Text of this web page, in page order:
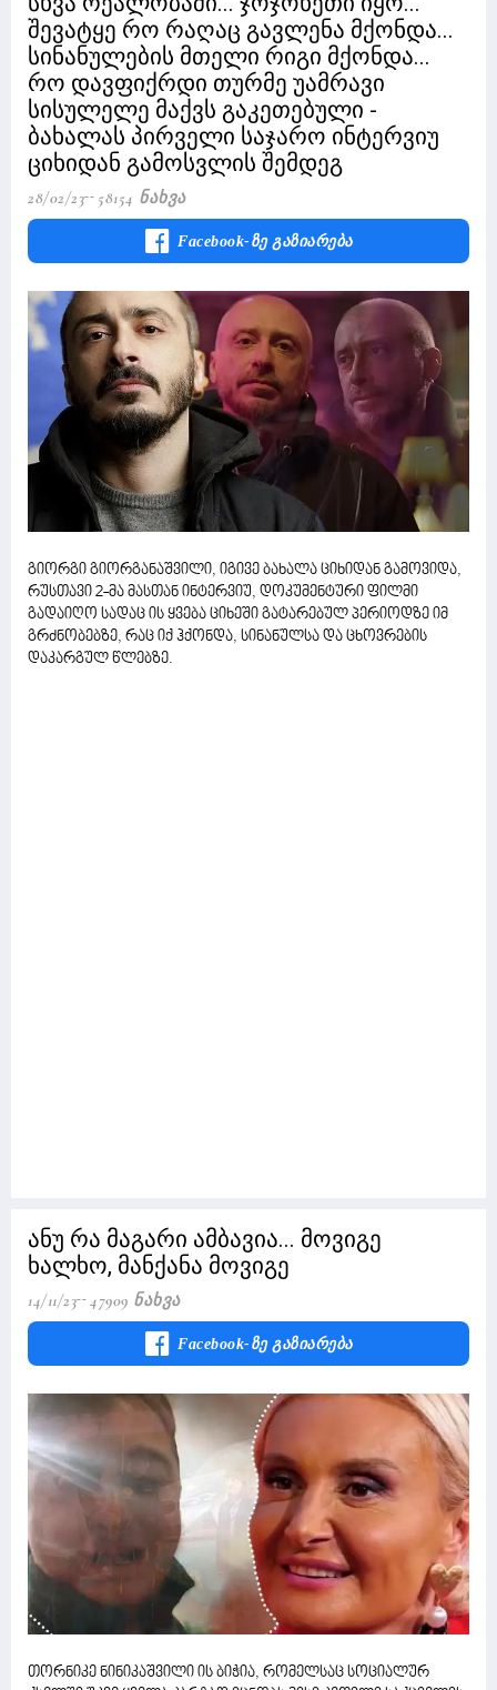
შევატყე რო რაღაც გავლენა მქონდა...
სინანულების მთელი რიგი მქონდა...
რო დავფიქრდი თურმე უამრავი
სისულელე მაქვს გაკეთებული -
ბახალას პირველი საჯარო ინტერვიუ
ციხიდან გამოსვლის შემდეგ
28/02/23 58154 Ნახვა
Facebook-Ზე Გაზიარება
გიორგი გიორგანაშვილი, იგივე ბახალა ციხიდან გამოვიდა,
რუსთავი 2-მა მასთან ინტერვიუ, დოკუმენტური ფილმი
გადაიღო სადაც ის ყვება ციხეში გატარებულ პერიოდზე იმ
გრძნობებზე, რაც იქ ჰქონდა, სინანულსა და ცხოვრების
დაკარგულ წლებზე.
ანუ რა მაგარი ამბავია... მოვიგე
ხალხო, მანქანა მოვიგე
14/11/23 47909 Ნახვა
Facebook-Ზე Გაზიარება
თორნიკე ნინიკაშვილი ის ბიჭია, რომელსაც სოციალურ